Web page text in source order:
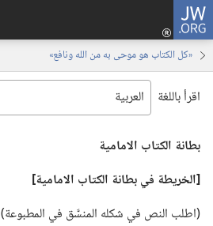
JW.ORG
«كل الكتاب هو موحى به من الله ونافع»
اقرأ باللغة
بطانة الكتاب الامامية
‏[الخريطة في بطانة الكتاب الامامية]‏
‏(‏اطلب النص في شكله المنسَّق في المطبوعة)‏